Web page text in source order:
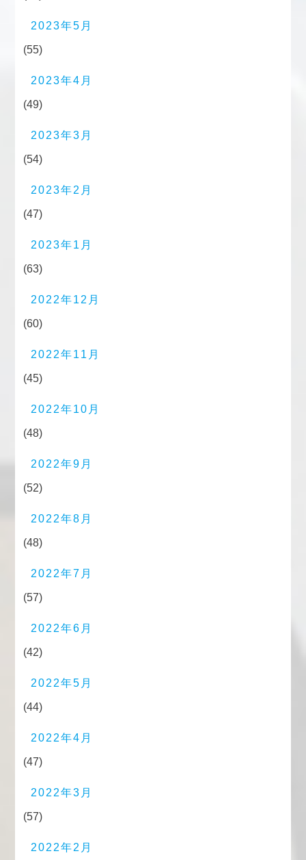
2023年5月
(55)
2023年4月
(49)
2023年3月
(54)
2023年2月
(47)
2023年1月
(63)
2022年12月
(60)
2022年11月
(45)
2022年10月
(48)
2022年9月
(52)
2022年8月
(48)
2022年7月
(57)
2022年6月
(42)
2022年5月
(44)
2022年4月
(47)
2022年3月
(57)
2022年2月